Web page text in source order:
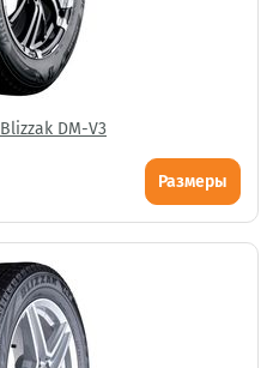
DM-V3
Размеры